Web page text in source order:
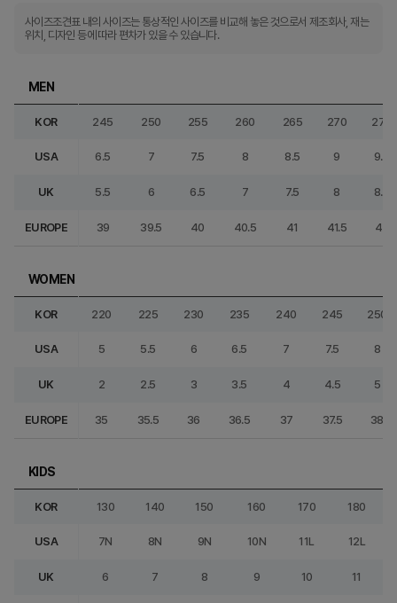
사이즈조견표 내의 사이즈는 통상적인 사이즈를 비교해 놓은 것으로서 제조회사, 재는
위치, 디자인 등에 따라 편차가 있을 수 있습니다.
MEN
KOR 245 250 255 260 265 270 275
USA 6.5 7 7.5 8 8.5 9 9.5
UK 5.5 6 6.5 7 7.5 8 8.5
EUROPE 39 39.5 40 40.5 41 41.5 42
WOMEN
KOR 220 225 230 235 240 245 250
USA 5 5.5 6 6.5 7 7.5 8
UK 2 2.5 3 3.5 4 4.5 5
EUROPE 35 35.5 36 36.5 37 37.5 38
KIDS
KOR 130 140 150 160 170 180
USA 7N 8N 9N 10N 11L 12L
UK 6 7 8 9 10 11